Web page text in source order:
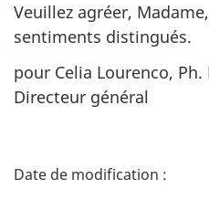
Veuillez agréer,
sentiments distingués.
pour Celia Lourenco, Ph.
Directeur général
D